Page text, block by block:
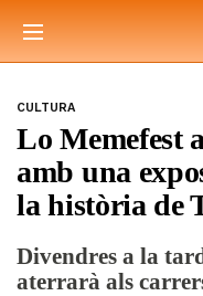
CULTURA
Lo Memefest
amb una
la història de
Divendres a la
aterrarà als